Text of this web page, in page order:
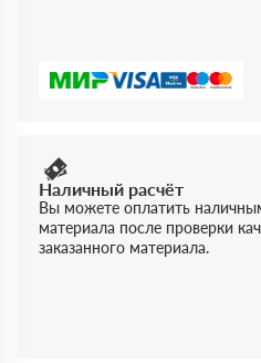
Наличный расчёт
Вы можете оплатить
материала после проверки
заказанного материала.